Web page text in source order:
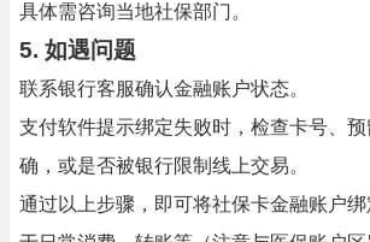
具体需咨询当地社保部门。
5. 如遇问题
联系银行客服确认金融账户状态。
支付软件提示绑定失败时，检查卡号、
确，或是否被银行限制线上交易。
通过以上步骤，即可将社保卡金融账户